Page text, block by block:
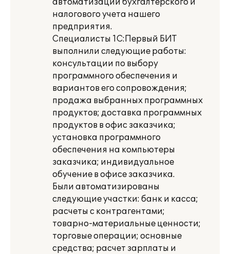
автоматизации бухгалтерского и
налогового учета нашего
предприятия.
Специалисты 1С:Первый БИТ
выполнили следующие работы:
консультации по выбору
программного обеспечения и
вариантов его сопровождения;
продажа выбранных программных
продуктов; доставка программных
продуктов в офис заказчика;
установка программного
обеспечения на компьютеры
заказчика; индивидуальное
обучение в офисе заказчика.
Были автоматизированы
следующие участки: банк и касса;
расчеты с контрагентами;
товарно-материальные ценности;
торговые операции; основные
средства; расчет зарплаты и